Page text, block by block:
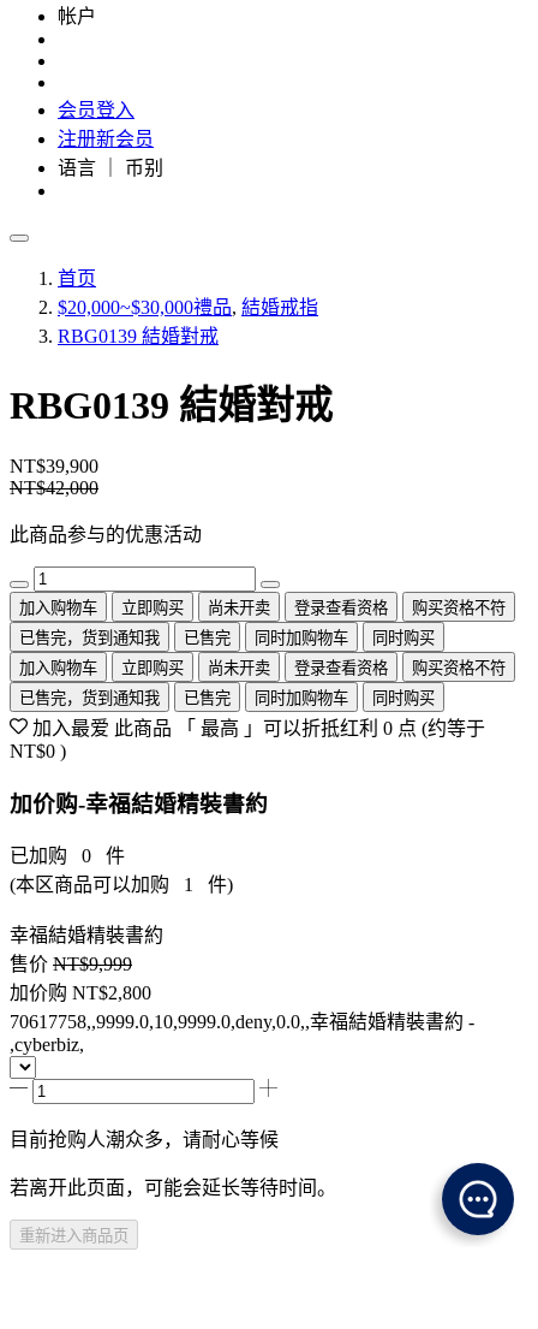
帐户
会员登入
注册新会员
语言 ｜ 币别
首页
$20,000~$30,000禮品, 結婚戒指
RBG0139 結婚對戒
RBG0139 結婚對戒
NT$39,900
NT$42,000
此商品参与的优惠活动
加入购物车 立即购买 尚未开卖 登录查看资格
购买资格不符
已售完，货到通知我
已售完 同时加购物车
同时购买
加入购物车
立即购买 尚未开卖 登录查看资格
购买资格不符
已售完，货到通知我
已售完 同时加购物车 同时购买
加入最爱 此商品 「 最高 」可以折抵红利 0 点 (约等于
NT$0 )
加价购-幸福結婚精裝書約
已加购 0 件
(本区商品可以加购 1 件)
幸福結婚精裝書約
售价 NT$9,999
加价购 NT$2,800
70617758,,9999.0,10,9999.0,deny,0.0,,幸福結婚精裝書約 -
,cyberbiz,
目前抢购人潮众多，请耐心等候
若离开此页面，可能会延长等待时间。
重新进入商品页